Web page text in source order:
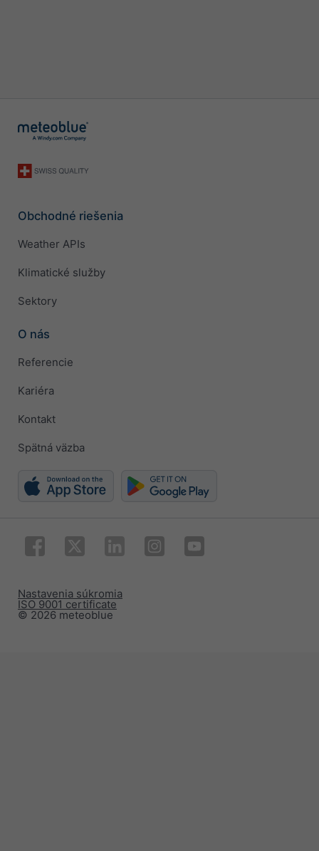
Obchodné riešenia
Weather APIs
Klimatické služby
Sektory
O nás
Referencie
Kariéra
Kontakt
Spätná väzba
© 2026 meteoblue
ISO 9001 certificate
Nastavenia súkromia